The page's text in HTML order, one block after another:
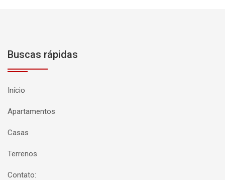
Buscas rápidas
Início
Apartamentos
Casas
Terrenos
Contato: